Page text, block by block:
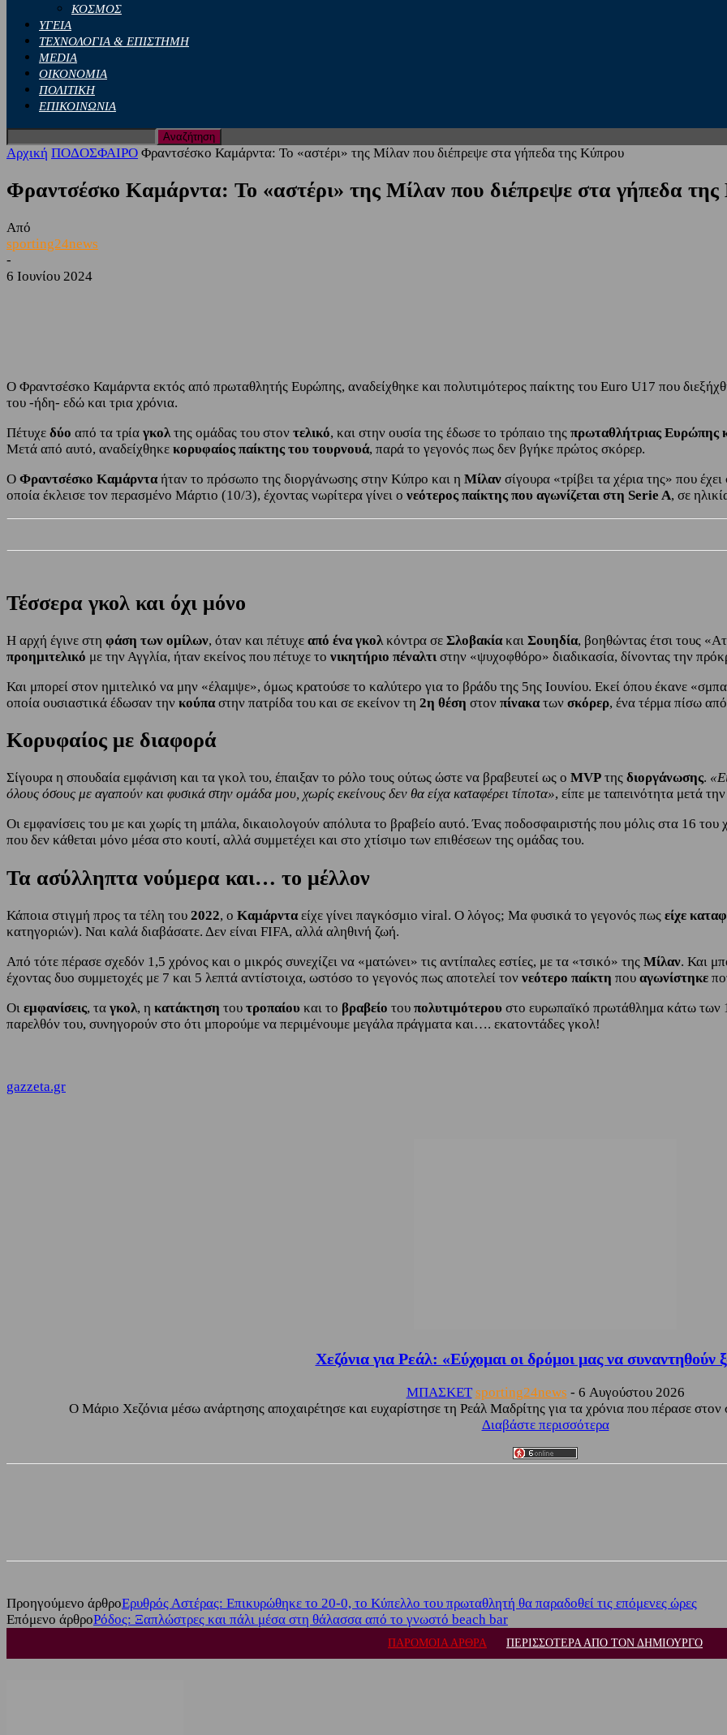
ΚΟΣΜΟΣ
ΥΓΕΙΑ
ΤΕΧΝΟΛΟΓΙΑ & ΕΠΙΣΤΗΜΗ
MEDIA
ΟΙΚΟΝΟΜΙΑ
ΠΟΛΙΤΙΚΗ
ΕΠΙΚΟΙΝΩΝΙΑ
Αρχική ΠΟΔΟΣΦΑΙΡΟ Φραντσέσκο Καμάρντα: Το «αστέρι» της Μίλαν που διέπρεψε στα γήπεδα της Κύπρου
Φραντσέσκο Καμάρντα: Το «αστέρι» της Μίλαν που διέπρεψε στα γήπεδα
Από
sporting24news
-
6 Ιουνίου 2024
Ο Φραντσέσκο Καμάρντα εκτός από πρωταθλητής Ευρώπης, αναδείχθηκε και πολυτιμότερος παίκτης του Euro U17 που
του -ήδη- εδώ και τρια χρόνια.
Πέτυχε δύο από τα τρία γκολτης ομάδας του στον τελικό, και στην ουσία της έδωσε το τρόπαιο της πρωταθλήτριας Ευρώπης
Μετά από αυτό, αναδείχθηκε κορυφαίος παίκτης του τουρνουά, παρά το γεγονός πως δεν βγήκε πρώτος σκόρερ.
Ο Φραντσέσκο Καμάρνταήταν το πρόσωπο της διοργάνωσης στην Κύπρο και η Μίλαν σίγουρα «τρίβει τα χέρια της» που
οποία έκλεισε τον περασμένο Μάρτιο (10/3), έχοντας νωρίτερα γίνει ο νεότερος παίκτης που αγωνίζεται στη Serie A, σε
Τέσσερα γκολ και όχι μόνο
Η αρχή έγινε στη φάση των ομίλων, όταν και πέτυχε από ένα γκολκόντρα σε Σλοβακίακαι Σουηδία, βοηθώντας έτσι τους
προημιτελικό με την Αγγλία, ήταν εκείνος που πέτυχε το νικητήριο πέναλτι στην «ψυχοφθόρο» διαδικασία, δίνοντας την
Και μπορεί στον ημιτελικό να μην «έλαμψε», όμως κρατούσε το καλύτερο για το βράδυ της 5ης Ιουνίου. Εκεί όπου έκανε
οποία ουσιαστικά έδωσαν την κούπαστην πατρίδα του και σε εκείνον τη 2η θέση στον πίνακατων σκόρερ, ένα τέρμα πίσω
Κορυφαίος με διαφορά
Σίγουρα η σπουδαία εμφάνιση και τα γκολ του, έπαιξαν το ρόλο τους ούτως ώστε να βραβευτεί ως ο MVP της διοργάνωσης.
όλους όσους με αγαπούν και φυσικά στην ομάδα μου, χωρίς εκείνους δεν θα είχα καταφέρει τίποτα», είπε με ταπεινότητα μετά
Οι εμφανίσεις του με και χωρίς τη μπάλα, δικαιολογούν απόλυτα το βραβείο αυτό. Ένας ποδοσφαιριστής που μόλις στα 16 του
που δεν κάθεται μόνο μέσα στο κουτί, αλλά συμμετέχει και στο χτίσιμο των επιθέσεων της ομάδας του.
Τα ασύλληπτα νούμερα και… το μέλλον
Κάποια στιγμή προς τα τέλη του 2022, ο Καμάρνταείχε γίνει παγκόσμιο viral. Ο λόγος; Μα φυσικά το γεγονός πως είχε
κατηγοριών). Ναι καλά διαβάσατε. Δεν είναι FIFA, αλλά αληθινή ζωή.
Από τότε πέρασε σχεδόν 1,5 χρόνος και ο μικρός συνεχίζει να «ματώνει» τις αντίπαλες εστίες, με τα «τσικό» της Μίλαν. Και
έχοντας δυο συμμετοχές με 7 και 5 λεπτά αντίστοιχα, ωστόσο το γεγονός πως αποτελεί τον νεότερο παίκτη που αγωνίστηκε
Οι εμφανίσεις, τα γκολ, η κατάκτηση του τροπαίου και το βραβείο του πολυτιμότερου στο ευρωπαϊκό πρωτάθλημα κάτω των
παρελθόν του, συνηγορούν στο ότι μπορούμε να περιμένουμε μεγάλα πράγματα και…. εκατοντάδες γκολ!
gazzeta.gr
Χεζόνια για Ρεάλ: «Εύχομαι οι δρόμοι μας να συναντηθούν
ΜΠΑΣΚΕΤ sporting24news - 6 Αυγούστου 2026
Ο Μάριο Χεζόνια μέσω ανάρτησης αποχαιρέτησε και ευχαρίστησε τη Ρεάλ Μαδρίτης για τα χρόνια που πέρασε στον
Διαβάστε περισσότερα
Προηγούμενο άρθροΕρυθρός Αστέρας: Επικυρώθηκε το 20-0, το Κύπελλο του πρωταθλητή θα παραδοθεί τις επόμενες ώρες
Επόμενο άρθροΡόδος: Ξαπλώστρες και πάλι μέσα στη θάλασσα από το γνωστό beach bar
ΠΑΡΟΜΟΙΑ ΑΡΘΡΑ ΠΕΡΙΣΣΟΤΕΡΑ ΑΠΟ ΤΟΝ ΔΗΜΙΟΥΡΓΟ